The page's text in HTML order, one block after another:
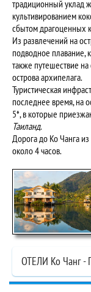
традиционный уклад
культивированием
сбытом драгоценных
Из развлечений на
подводное плавание,
также путешествие
острова архипелага.
Туристическая
последнее время, на
5*, в которые
Таиланд.
Дорога до Ко Чанга
около 4 часов.
ОТЕЛИ Ко Чанг